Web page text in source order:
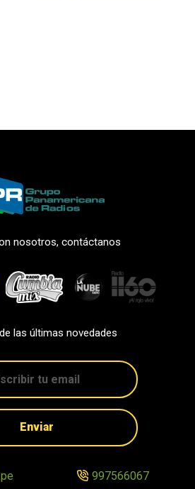
nosotros, contáctanos
las últimas novedades
Enviar
997566067